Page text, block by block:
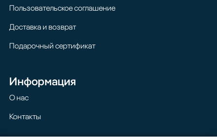
Пользовательское соглашение
Доставка и возврат
Подарочный сертификат
Информация
О нас
Контакты